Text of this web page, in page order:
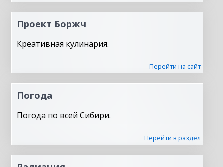
Проект Боржч
Креативная кулинария.
Перейти на сайт
Погода
Погода по всей Сибири.
Перейти в раздел